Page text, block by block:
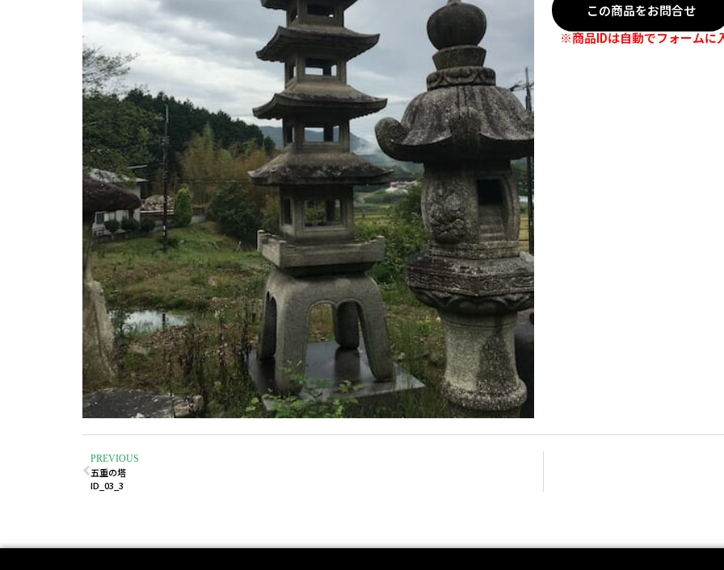
この商品をお問合せ
※商品IDは自動でフォームに
PREVIOUS
五重の塔
ID_03_3